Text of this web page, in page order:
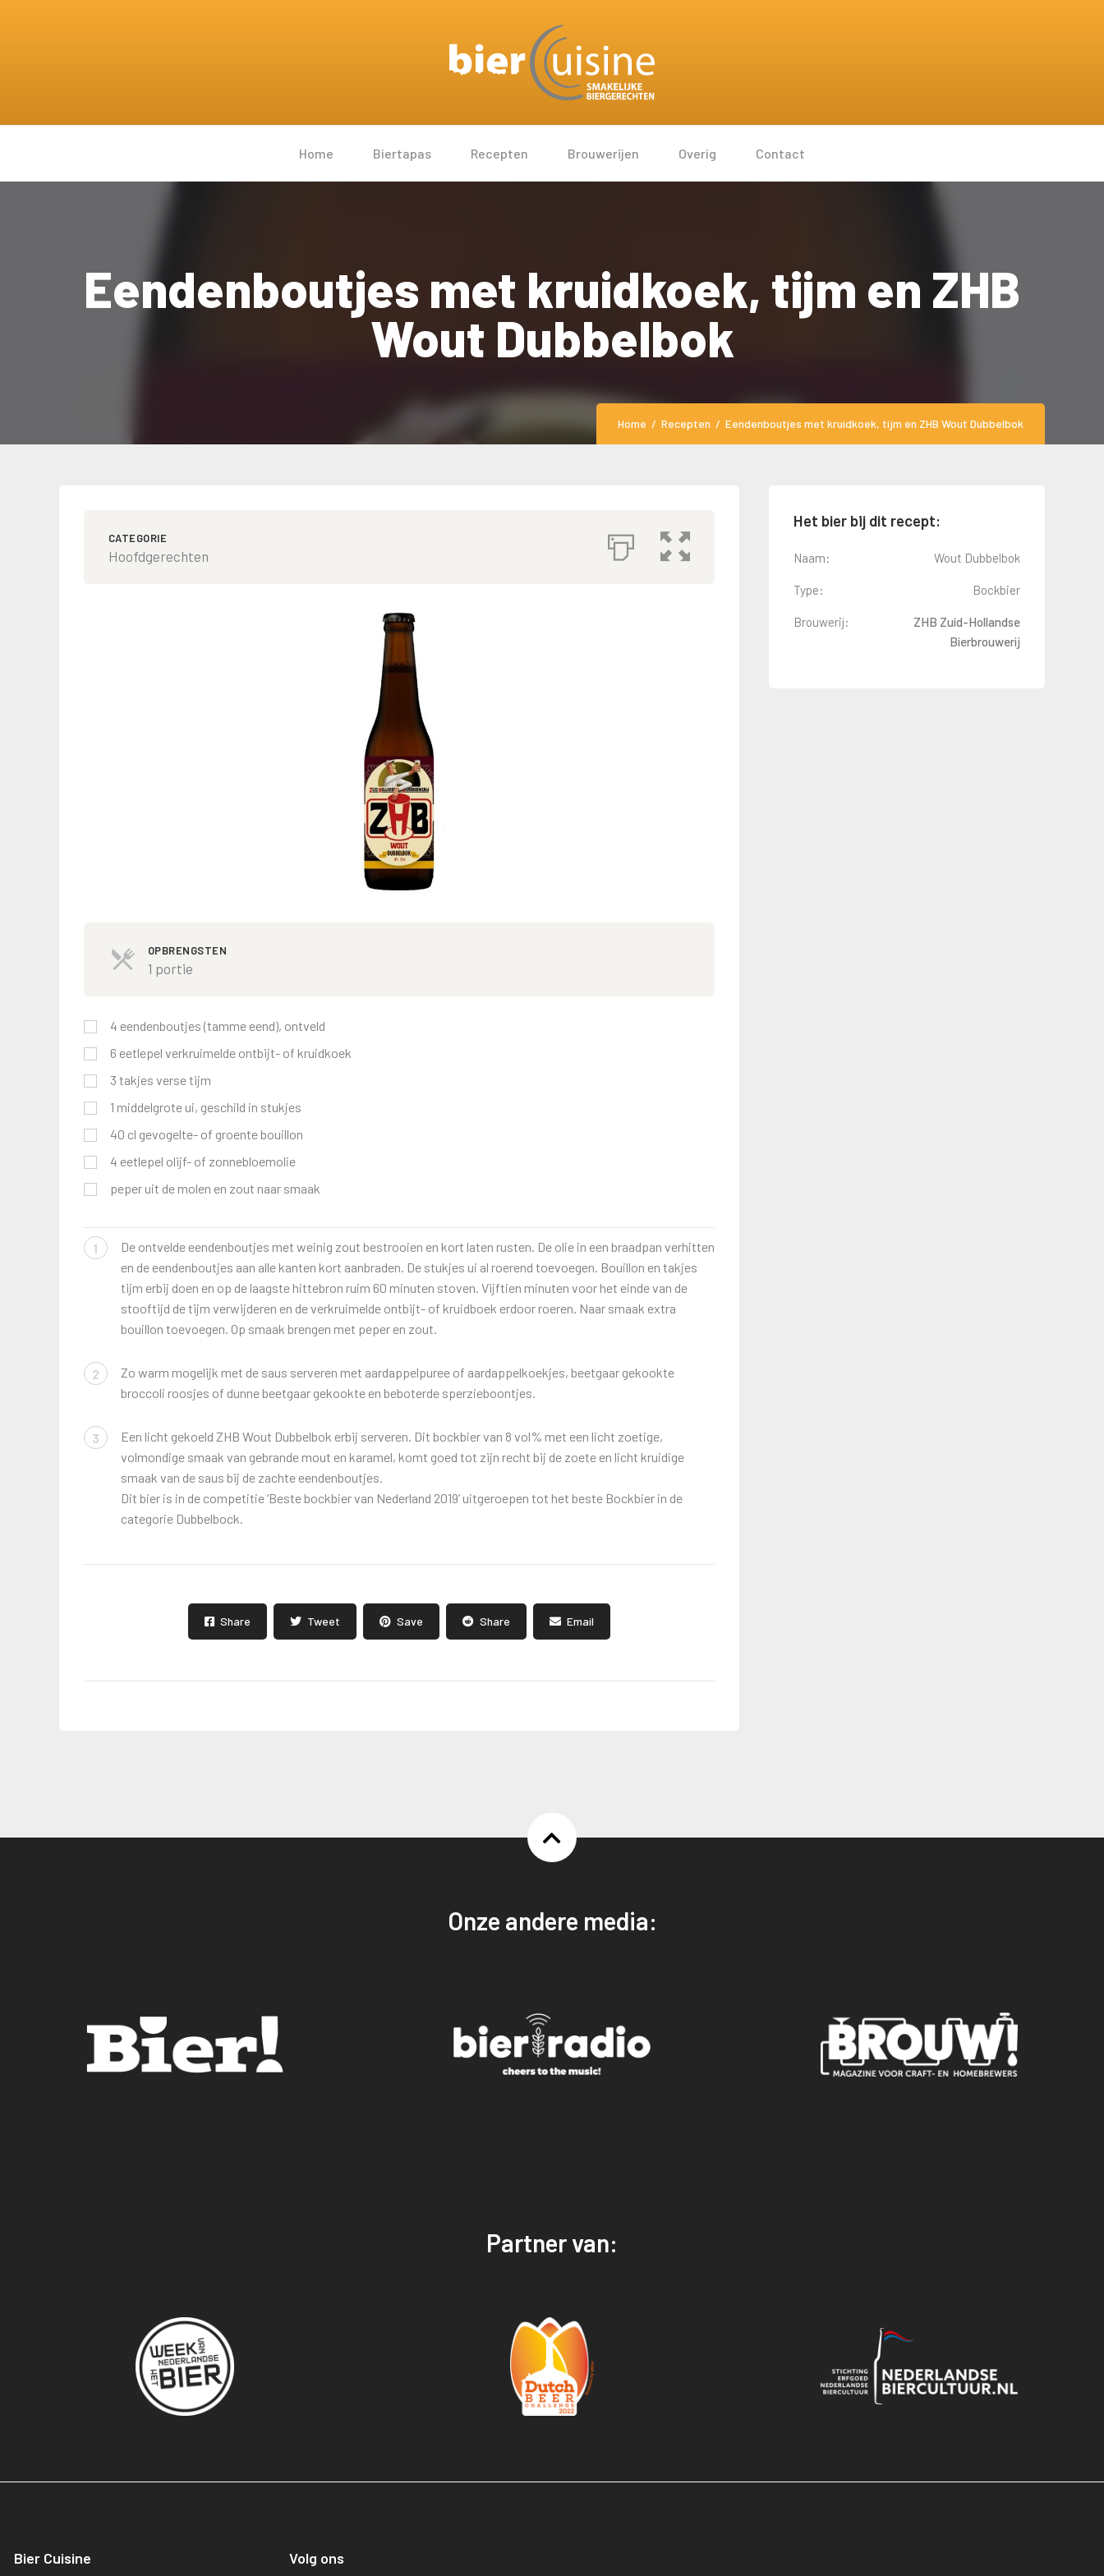
Home Biertapas Recepten Brouwerijen Overig Contact
Eendenboutjes met kruidkoek, tijm en ZHB
Wout Dubbelbok
Home Recepten Eendenboutjes met kruidkoek, tijm en ZHB Wout Dubbelbok
CATEGORIE
Hoofdgerechten
OPBRENGSTEN
1 portie
4 eendenboutjes (tamme eend), ontveld
6 eetlepel verkruimelde ontbijt- of kruidkoek
3 takjes verse tijm
1 middelgrote ui, geschild in stukjes
40 cl gevogelte- of groente bouillon
4 eetlepel olijf- of zonnebloemolie
peper uit de molen en zout naar smaak
1
De ontvelde eendenboutjes met weinig zout bestrooien en kort laten rusten. De olie in een braadpan verhitten
en de eendenboutjes aan alle kanten kort aanbraden. De stukjes ui al roerend toevoegen. Bouillon en takjes
tijm erbij doen en op de laagste hittebron ruim 60 minuten stoven. Vijftien minuten voor het einde van de
stooftijd de tijm verwijderen en de verkruimelde ontbijt- of kruidboek erdoor roeren. Naar smaak extra
bouillon toevoegen. Op smaak brengen met peper en zout.
2
Zo warm mogelijk met de saus serveren met aardappelpuree of aardappelkoekjes, beetgaar gekookte
broccoli roosjes of dunne beetgaar gekookte en beboterde sperzieboontjes.
3
Een licht gekoeld ZHB Wout Dubbelbok erbij serveren. Dit bockbier van 8 vol% met een licht zoetige,
volmondige smaak van gebrande mout en karamel, komt goed tot zijn recht bij de zoete en licht kruidige
smaak van de saus bij de zachte eendenboutjes.
Dit bier is in de competitie ‘Beste bockbier van Nederland 2019’ uitgeroepen tot het beste Bockbier in de
categorie Dubbelbock.
Share Tweet Save Share Email
Het bier bij dit recept:
Naam: Wout Dubbelbok
Type: Bockbier
Brouwerij:
ZHB Zuid-Hollandse
Bierbrouwerij
Onze andere media:
Partner van:
Bier Cuisine Volg ons